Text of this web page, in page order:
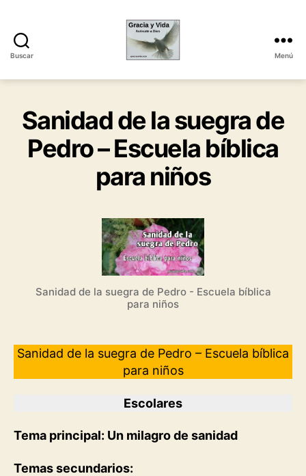
Buscar
y
Menú
Sanidad de la suegra de
Pedro – Escuela bíblica
para niños
Sanidad de la suegra de Pedro - Escuela bíblica
para niños
Sanidad de la suegra de Pedro – Escuela bíblica
para niños
Escolares
Tema principal: Un milagro de sanidad
Temas secundarios: